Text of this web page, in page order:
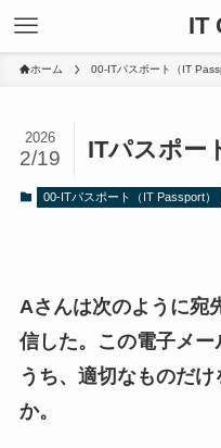
IT
ホーム 00-ITパスポート（IT
ITパスポ
2026
2/19
00-ITパスポート（IT Passport）
Aさんは次のように宛
信した。この電子メ
うち、適切なものだ
か。